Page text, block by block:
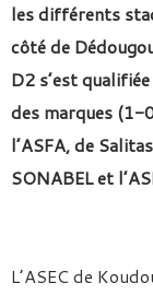
les différents
côté de
D2 s’est
des marques (1-
l’ASFA, de
SONABEL et
L’ASEC de